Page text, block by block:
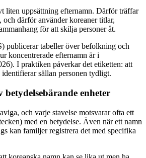
liten uppsättning efternamn. Därför träffar
därför använder koreaner titlar,
för att skilja personer åt.
publicerar tabeller över befolkning och
koncentrerade efternamn är i
I praktiken påverkar det etiketten: att
sällan personen tydligt.
enheter
och varje stavelse motsvarar ofta ett
med en betydelse. Även när ett namn
kan familjer registrera det med specifika